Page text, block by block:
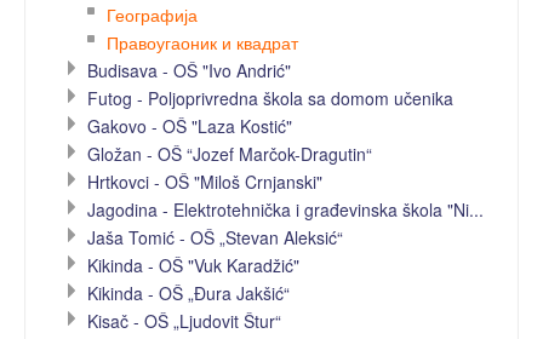
Географија
Правоугаоник и квадрат
Budisava - OŠ "Ivo Andrić"
Futog - Poljoprivredna škola sa domom učenika
Gakovo - OŠ "Laza Kostić"
Gložan - OŠ “Jozef Marčok-Dragutin“
Hrtkovci - OŠ "Miloš Crnjanski"
Jagodina - Elektrotehnička i građevinska škola "Ni...
Jaša Tomić - OŠ „Stevan Aleksić“
Kikinda - OŠ "Vuk Karadžić"
Kikinda - OŠ „Đura Jakšić“
Kisač - OŠ „Ljudovit Štur“